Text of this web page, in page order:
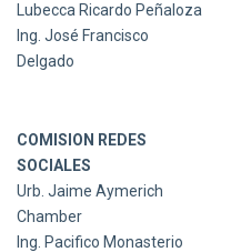
Lubecca Ricardo Peñaloza
Ing. José Francisco
Delgado
COMISION REDES
SOCIALES
Urb. Jaime Aymerich
Chamber
Ing. Pacifico Monasterio